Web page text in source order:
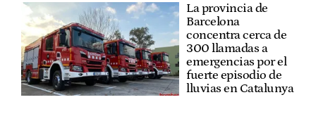
La provincia de
Barcelona
concentra cerca de
300 llamadas a
emergencias por el
fuerte episodio de
lluvias en Catalunya